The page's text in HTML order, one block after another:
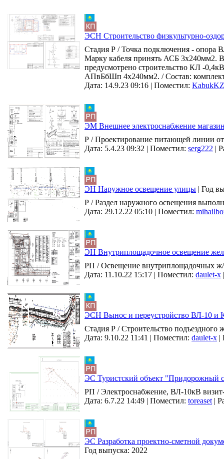
ЭСН Строительство физкультурно-
Стадия Р / Точка подключения -
Марку кабеля принять АСБ 3х240мм2.
предусмотрено строительство КЛ -
АПвБбШп 4х240мм2. / Состав:
Дата: 14.9.23 09:16 | Поместил: KabukKZ
ЭМ Внешнее электроснабжение
Р / Проектирование питающей линии
Дата: 5.4.23 09:32 | Поместил: serg222 |
ЭН Наружное освещение улицы | Год
Р / Раздел наружного освещения
Дата: 29.12.22 05:10 | Поместил:
ЭН Внутриплощадочное освещение
РП / Освещение внутриплощадочных ж/
Дата: 11.10.22 15:17 | Поместил: daulet-x
ЭСН Вынос и переустройство ВЛ-10 и
Стадия Р / Строительство подъездного
Дата: 9.10.22 11:41 | Поместил: daulet-x |
ЭС Туристский объект "Придорожный
РП / Электроснабжение, ВЛ-10кВ
Дата: 6.7.22 14:49 | Поместил: toreaset |
ЭС Разработка проектно-сметной
Год выпуска: 2022